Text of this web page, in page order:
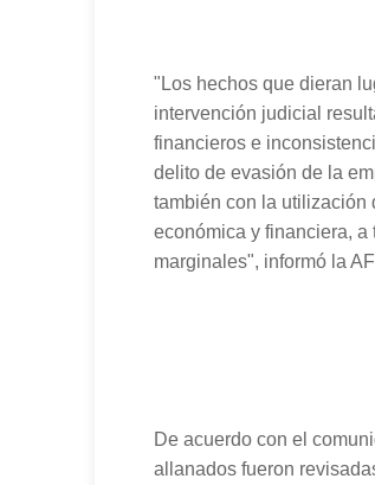
"Los hechos que dieran
intervención judicial
financieros e
delito de evasión de la
también con la utilización
económica y financiera,
marginales", informó la
De acuerdo con el
allanados fueron